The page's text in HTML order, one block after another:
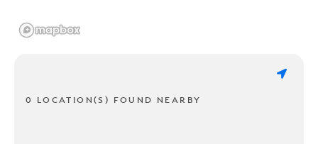
0 LOCATION(S) FOUND NEARBY